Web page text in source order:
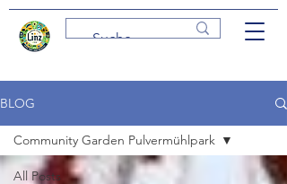
BLOG
All Posts
Community Garden Pulvermühlpark